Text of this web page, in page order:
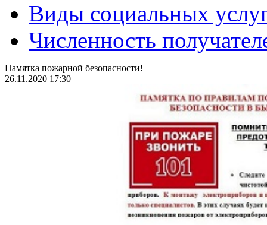
Виды социальных
Численность
Памятка пожарной безопасности!
26.11.2020 17:30